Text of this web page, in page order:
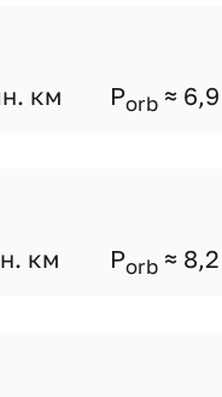
км Porb ≈ 6,9
км Porb ≈ 8,2